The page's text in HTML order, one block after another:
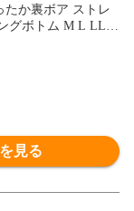
たか裏ボア ストレ
グボトム M L LL 3
毛パン 裏シャギ
見る